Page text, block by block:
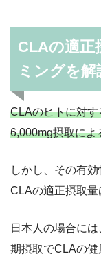
CLAの適正
ミングを解
CLAのヒトに対
6,000mg摂取によ
しかし、その有
CLAの適正摂取量
日本人の場合に
期摂取でCLAの